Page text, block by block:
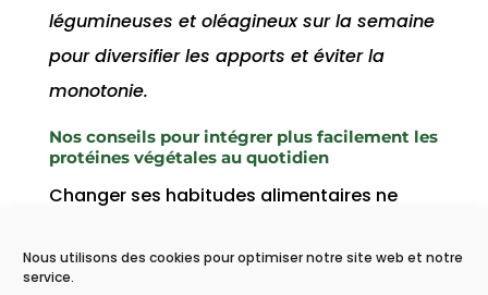
Nous utilisons des cookies pour optimiser notre site web et notre
service.
légumineuses et oléagineux sur la semaine
pour diversifier les apports et éviter la
monotonie.
Nos conseils pour intégrer plus facilement les
protéines végétales au quotidien
Changer ses habitudes alimentaires ne
lendemain. Il s’agit plutôt d’ajouter petit à